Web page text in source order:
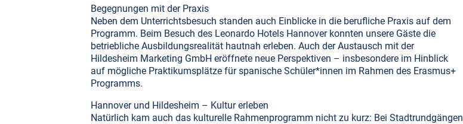
Begegnungen mit der Praxis
Neben dem Unterrichtsbesuch standen auch Einblicke in die berufliche Praxis auf dem
Programm. Beim Besuch des Leonardo Hotels Hannover konnten unsere Gäste die
betriebliche Ausbildungsrealität hautnah erleben. Auch der Austausch mit der
Hildesheim Marketing GmbH eröffnete neue Perspektiven – insbesondere im Hinblick
auf mögliche Praktikumsplätze für spanische Schüler*innen im Rahmen des Erasmus+
Programms.
Hannover und Hildesheim – Kultur erleben
Natürlich kam auch das kulturelle Rahmenprogramm nicht zu kurz: Bei Stadtrundgängen